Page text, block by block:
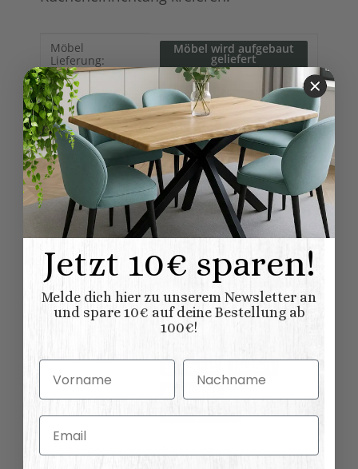
Produkteigenschaft
Wert
Möbel
Lieferung:
Möbel wird aufgebaut
geliefert
Plattenoberseite
:
Zinkplatte
Möbelkategorie:
Schränke
Küchenmodule
Möbelstil:
Modern
Vintage
Shabby chic
Skandinavischer
Französischer
Landhausstil
Variationen: Küchenschränke
Oberflaeche:
gewachst
Konfigurator
39,00 kg
Jetzt 10€ sparen!
Melde dich hier zu unserem Newsletter an
und spare 10€ auf deine Bestellung ab
100€!
Vorname Nachname
Email